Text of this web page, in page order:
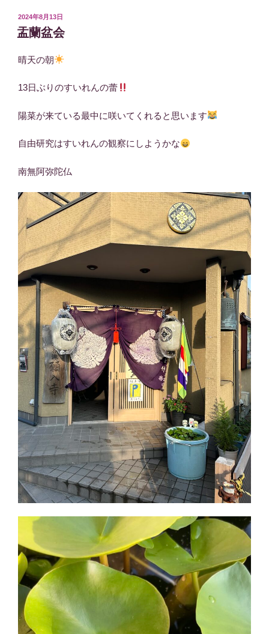
投
稿
日:
2024年8月13日
盂蘭盆会
晴天の朝
13日ぶりのすいれんの蕾
陽菜が来ている最中に咲いてくれると思います
自由研究はすいれんの観察にしようかな
南無阿弥陀仏